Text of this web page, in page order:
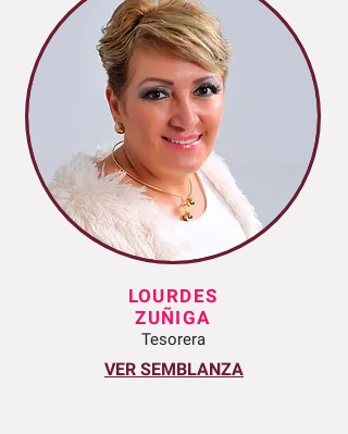
LOURDES
ZUÑIGA
Tesorera
VER SEMBLANZA